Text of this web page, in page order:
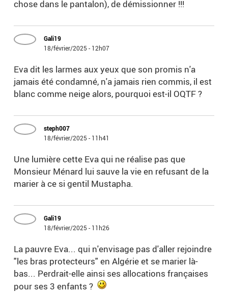
chose dans le pantalon), de démissionner !!!
Gali19
18/février/2025 - 12h07
Eva dit les larmes aux yeux que son promis n'a
jamais été condamné, n'a jamais rien commis, il est
blanc comme neige alors, pourquoi est-il OQTF ?
steph007
18/février/2025 - 11h41
Une lumière cette Eva qui ne réalise pas que
Monsieur Ménard lui sauve la vie en refusant de la
marier à ce si gentil Mustapha.
Gali19
18/février/2025 - 11h26
La pauvre Eva... qui n'envisage pas d'aller rejoindre
"les bras protecteurs" en Algérie et se marier là-
bas... Perdrait-elle ainsi ses allocations françaises
pour ses 3 enfants ?